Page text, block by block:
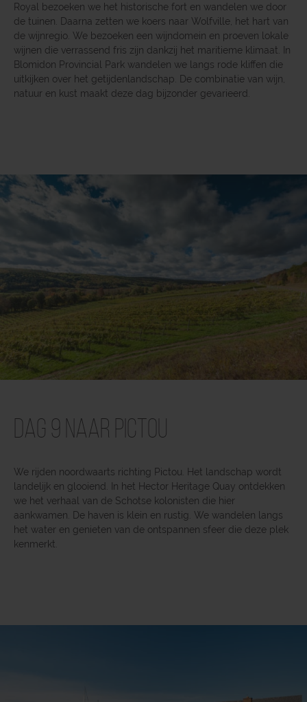
Royal bezoeken we het historische fort en wandelen we door
de tuinen. Daarna zetten we koers naar Wolfville, het hart van
de wijnregio. We bezoeken een wijndomein en proeven lokale
wijnen die verrassend fris zijn dankzij het maritieme klimaat. In
Blomidon Provincial Park wandelen we langs rode kliffen die
uitkijken over het getijdenlandschap. De combinatie van wijn,
natuur en kust maakt deze dag bijzonder gevarieerd.
Dag 9 Naar Pictou
We rijden noordwaarts richting Pictou. Het landschap wordt
landelijk en glooiend. In het Hector Heritage Quay ontdekken
we het verhaal van de Schotse kolonisten die hier
aankwamen. De haven is klein en rustig. We wandelen langs
het water en genieten van de ontspannen sfeer die deze plek
kenmerkt.